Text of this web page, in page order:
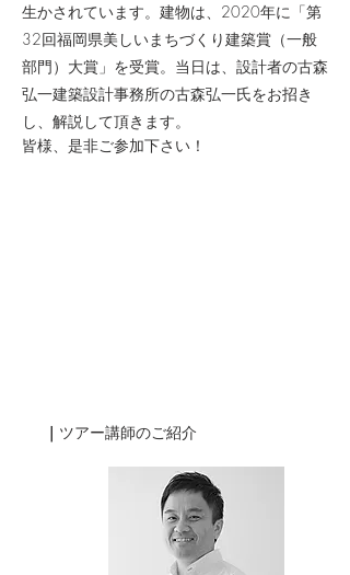
生かされています。建物は、2020年に「第
32回福岡県美しいまちづくり建築賞（一般
部門）大賞」を受賞。当日は、設計者の古森
弘一建築設計事務所の古森弘一氏をお招き
し、解説して頂きます。
皆様、是非ご参加下さい！
​ツアー講師のご紹介